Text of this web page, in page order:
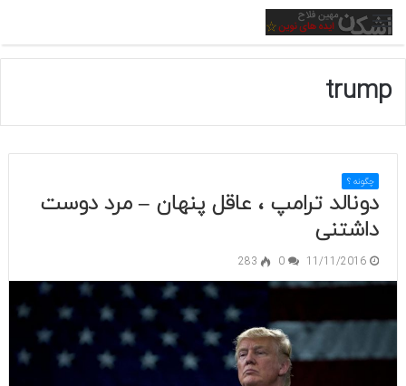
منو
trump
چگونه ؟
دونالد ترامپ ، عاقل پنهان – مرد دوست
داشتنی
11/11/2016
0
283